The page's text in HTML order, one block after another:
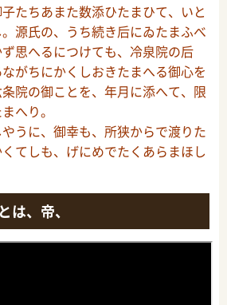
たちあまた数添ひたまひて、いと
源氏の、うち続き后にゐたまふべ
思へるにつけても、冷泉院の后
がちにかくしおきたまへる御心を
院の御ことを、年月に添へて、限
へり。
うに、御幸も、所狭からで渡りた
てしも、げにめでたくあらまほし
は、帝、